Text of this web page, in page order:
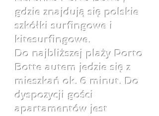
gdzie znajdują się polskie
szkółki surfingowe i
kitesurfingowe.
Do najbliższej plaży Porto
Botte autem jedzie się z
mieszkań ok. 6 minut. Do
dyspozycji gości
apartamentów jest